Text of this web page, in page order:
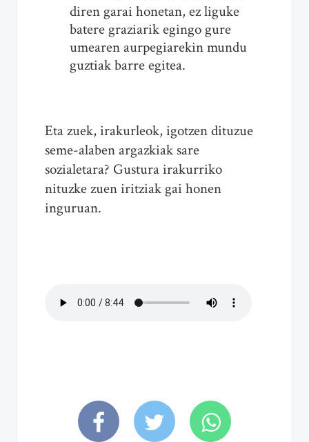
diren garai honetan, ez liguke
batere graziarik egingo gure
umearen aurpegiarekin mundu
guztiak barre egitea.
Eta zuek, irakurleok, igotzen dituzue
seme-alaben argazkiak sare
sozialetara? Gustura irakurriko
nituzke zuen iritziak gai honen
inguruan.